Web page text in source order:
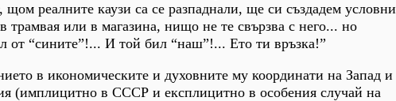
реалните каузи са се разпаднали, ще си създадем условни
или в магазина, нищо не те свързва с него... но
от “сините”!... И той бил “наш”!... Ето ти връзка!”
в икономическите и духовните му координати на Запад и
(имплицитно в СССР и експлицитно в особения случай на